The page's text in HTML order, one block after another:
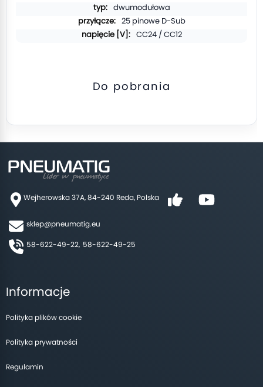
dwumodułowa
25 pinowe D-Sub
CC24 / CC12
Do pobrania
Wejherowska 37A, 84-240 Reda, Polska
sklep@pneumatig.eu
58-622-49-22, 58-622-49-25
Informacje
Polityka plików cookie
Polityka prywatności
Regulamin